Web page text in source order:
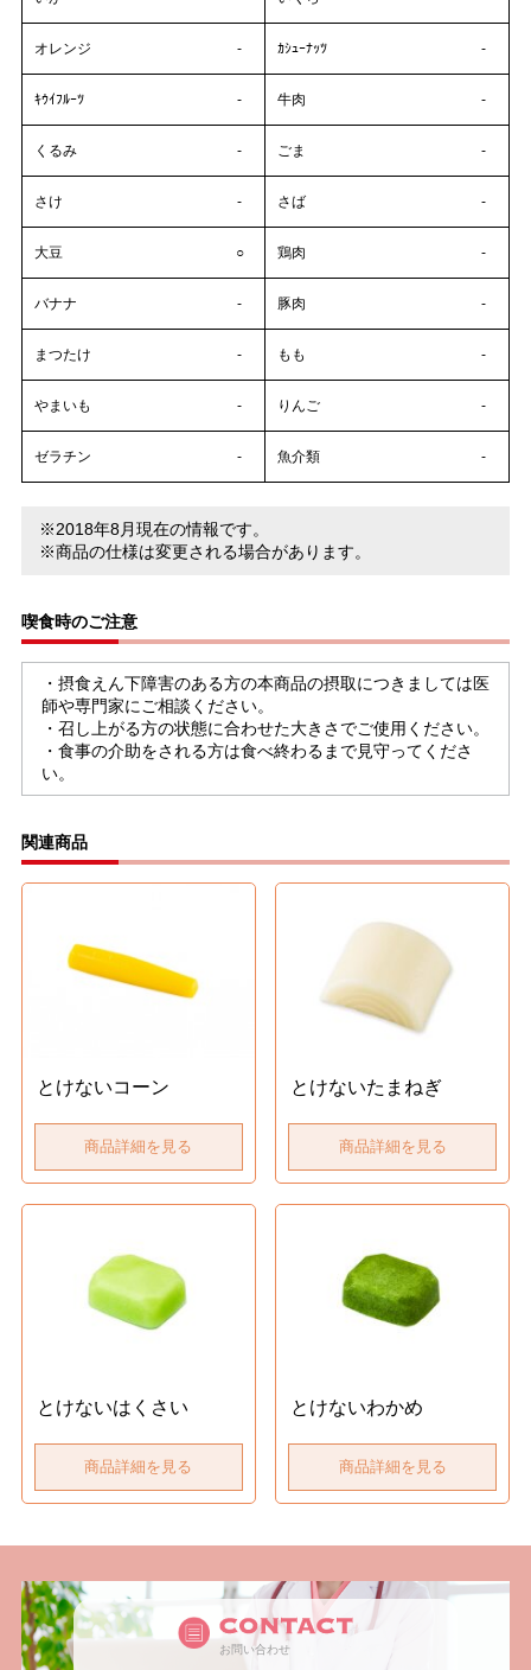
オレンジ - ｶｼｭｰﾅｯﾂ -
ｷｳｲﾌﾙｰﾂ - 牛肉 -
くるみ - ごま -
さけ - さば -
大豆 ○ 鶏肉 -
バナナ - 豚肉 -
まつたけ - もも -
やまいも - りんご -
ゼラチン - 魚介類 -
※2018年8月現在の情報です。
※商品の仕様は変更される場合があります。
喫食時のご注意
・摂食えん下障害のある方の本商品の摂取につきましては医
師や専門家にご相談ください。
・召し上がる方の状態に合わせた大きさでご使用ください。
・食事の介助をされる方は食べ終わるまで見守ってくださ
い。
関連商品
とけないコーン
商品詳細を見る
とけないたまねぎ
商品詳細を見る
とけないはくさい
商品詳細を見る
とけないわかめ
商品詳細を見る
お問い合わせ